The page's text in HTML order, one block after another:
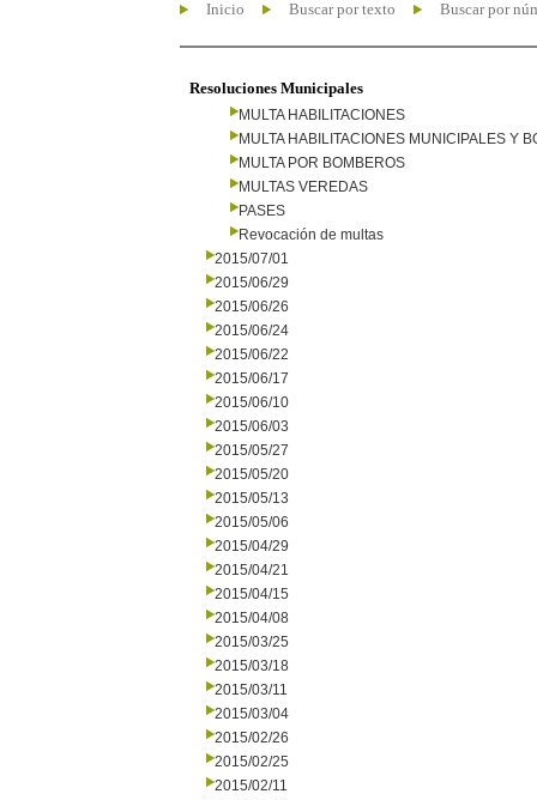
Inicio Buscar por texto Buscar por
Resoluciones Municipales
MULTA HABILITACIONES
MULTA HABILITACIONES MUNICIPALES Y
MULTA POR BOMBEROS
MULTAS VEREDAS
PASES
Revocación de multas
2015/07/01
2015/06/29
2015/06/26
2015/06/24
2015/06/22
2015/06/17
2015/06/10
2015/06/03
2015/05/27
2015/05/20
2015/05/13
2015/05/06
2015/04/29
2015/04/21
2015/04/15
2015/04/08
2015/03/25
2015/03/18
2015/03/11
2015/03/04
2015/02/26
2015/02/25
2015/02/11